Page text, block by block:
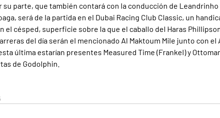
su parte, que también contará con la conducción de
será de la partida en el Dubai Racing Club Classic, un
el césped, superficie sobre la que el caballo del Haras
del día serán el mencionado Al Maktoum Mile junto con el
última estarían presentes Measured Time (Frankel) y
de Godolphin.